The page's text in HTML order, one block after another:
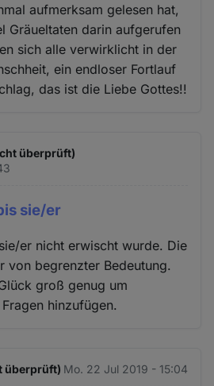
aufmerksam gelesen hat,
Gräueltaten darin aufgerufen
sich alle verwirklicht in der
ein endloser Fortlauf
das ist die Liebe Gottes!!
überprüft)
sie/er
er nicht erwischt wurde. Die
von begrenzter Bedeutung.
groß genug um
hinzufügen.
überprüft) Mo. 22 Jul 2019 - 15:04